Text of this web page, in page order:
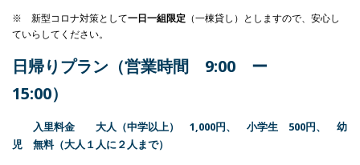
※ 新型コロナ対策として一日一組限定 （一棟貸し）としますので、安心し
ていらしてください。
日帰りプラン（営業時間 9:00 ー
15:00）
入里料金 大人（中学以上） 1,000円、 小学生 500円、 幼
児 無料（大人１人に２人まで）